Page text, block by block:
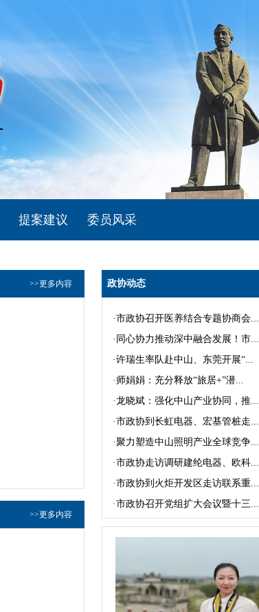
提案建议 委员风采
>>更多内容
>>更多内容
政协动态
·市政协召开医养结合专题协商会...
· 同心协力推动深中融合发展！市...
·许瑞生率队赴中山、东莞开展“...
· 师娟娟：充分释放“旅居+”潜...
·龙晓斌：强化中山产业协同，推...
·市政协到长虹电器、宏基管桩走...
·聚力塑造中山照明产业全球竞争...
·市政协走访调研建纶电器、欧科...
·市政协到火炬开发区走访联系重...
·市政协召开党组扩大会议暨十三...